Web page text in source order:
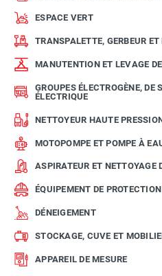
ESPACE VERT
TRANSPALETTE, GERBEUR
MANUTENTION ET LEVAGE
GROUPES ÉLECTROGÈNE, DE
ÉLECTRIQUE
NETTOYEUR HAUTE
MOTOPOMPE ET POMPE À
ASPIRATEUR ET NETTOYAGE
ÉQUIPEMENT DE
DÉNEIGEMENT
STOCKAGE, CUVE ET
APPAREIL DE MESURE